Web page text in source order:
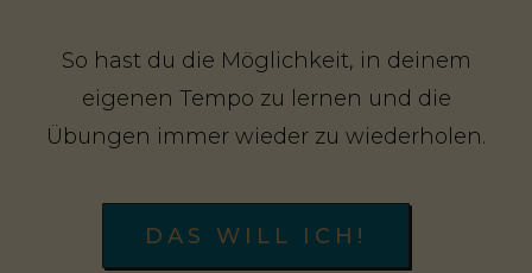
So hast du die Möglichkeit, in deinem
eigenen Tempo zu lernen und die
Übungen immer wieder zu wiederholen.
DAS WILL ICH!